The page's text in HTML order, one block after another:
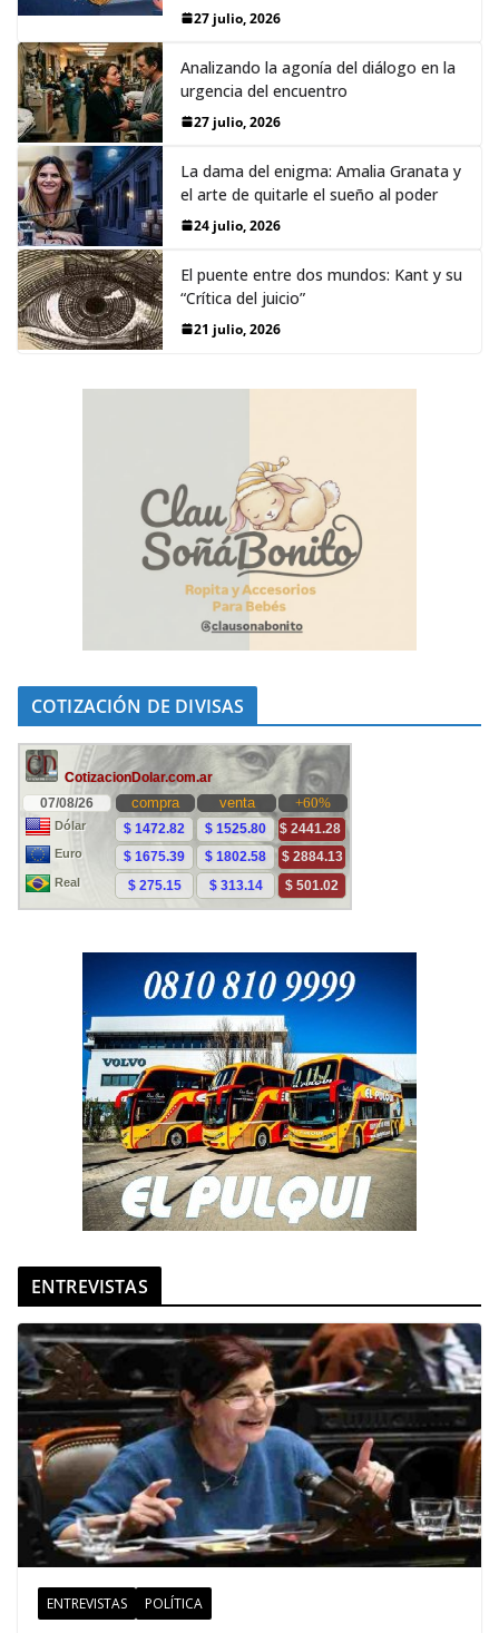
27 julio, 2026
Analizando la agonía del diálogo en la
urgencia del encuentro
27 julio, 2026
La dama del enigma: Amalia Granata y
el arte de quitarle el sueño al poder
24 julio, 2026
El puente entre dos mundos: Kant y su
“Crítica del juicio”
21 julio, 2026
COTIZACIÓN DE DIVISAS
ENTREVISTAS
ENTREVISTAS POLÍTICA